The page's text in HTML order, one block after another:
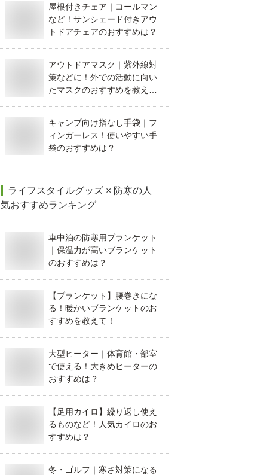
屋根付きチェア｜コールマン
など！サンシェード付きアウ
トドアチェアのおすすめは？
アウトドアマスク｜紫外線対
策などに！外での活動に向い
たマスクのおすすめを教え
キャンプ向け指なし手袋｜フ
ィンガーレス！使いやすい手
袋のおすすめは？
ライフスタイルグッズ × 防寒の人
気おすすめランキング
車中泊の防寒用ブランケット
｜保温力が高いブランケット
のおすすめは？
【ブランケット】腰巻きにな
る！暖かいブランケットのお
すすめを教えて！
大型ヒーター｜体育館・部室
で使える！大きめヒーターの
おすすめは？
【足用カイロ】繰り返し使え
るものなど！人気カイロのお
すすめは？
冬・ゴルフ｜寒さ対策になる